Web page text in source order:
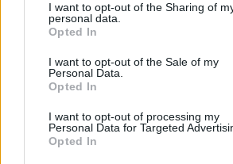
disclose it to other third parties.
Please note that this website/app uses
services and may gather and store
not limited to your visit or usage
grant or deny consent to Google and its
consent section.
I want to opt-out of the Sharing of
personal data.
Opted In
I want to opt-out of the Sale of my
Personal Data.
Opted In
I want to opt-out of processing my
Personal Data for Targeted
Opted In